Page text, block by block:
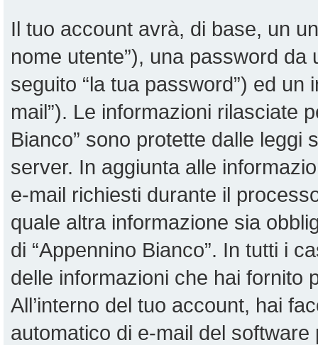
Il tuo account avrà, di base, un
nome utente”), una password
seguito “la tua password”) ed
mail”). Le informazioni rilasciate
Bianco” sono protette dalle leggi
server. In aggiunta alle
e-mail richiesti durante il
quale altra informazione sia
di “Appennino Bianco”. In tutti i
delle informazioni che hai fornito
All’interno del tuo account, hai
automatico di e-mail del software